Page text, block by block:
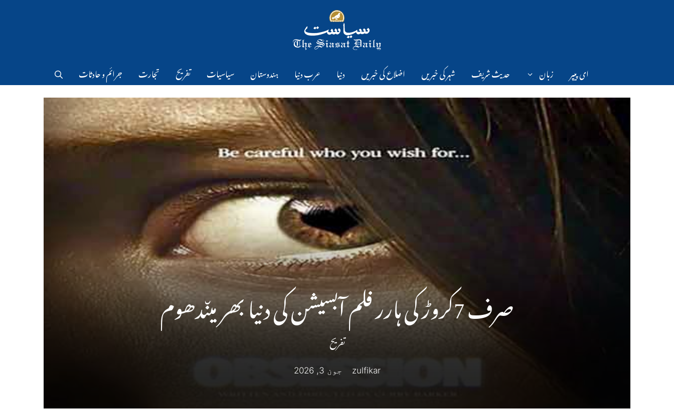
ای پیپر زبان حدیث شریف شہر کی خبریں اضلاع کی خبریں دنیا عرب دنیا ہندوستان سیاسیات تفریح تجارت جرائم و حادثات
صرف 7کروڑ کی ہارر فلم آبسیشن کی دنیا بھر میںدھوم
تفریح
zulfikar جون 3, 2026